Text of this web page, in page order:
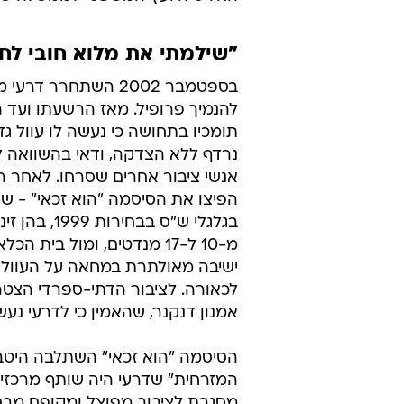
"שילמתי את מלוא חובי
בספטמבר 2002 השתחרר
להנמיך פרופיל. מאז הרשעתו ועד
תומכיו בתחושה כי נעשה לו עוול
נרדף ללא הצדקה, ודאי בהשוואה
אנשי ציבור אחרים שסרחו.
הפיצו את הסיסמה "הוא זכאי" -
בגלגלי ש"ס
מ-10 ל-17 מנדטים, ומול
ישיבה מאולתרת במחאה על העוול
לכאורה. לציבור הדתי-ספרדי
אמנון דנקנר, שהאמין כי לדרעי
הסיסמה "הוא זכאי" השתלבה
המזרחית" שדרעי היה שותף